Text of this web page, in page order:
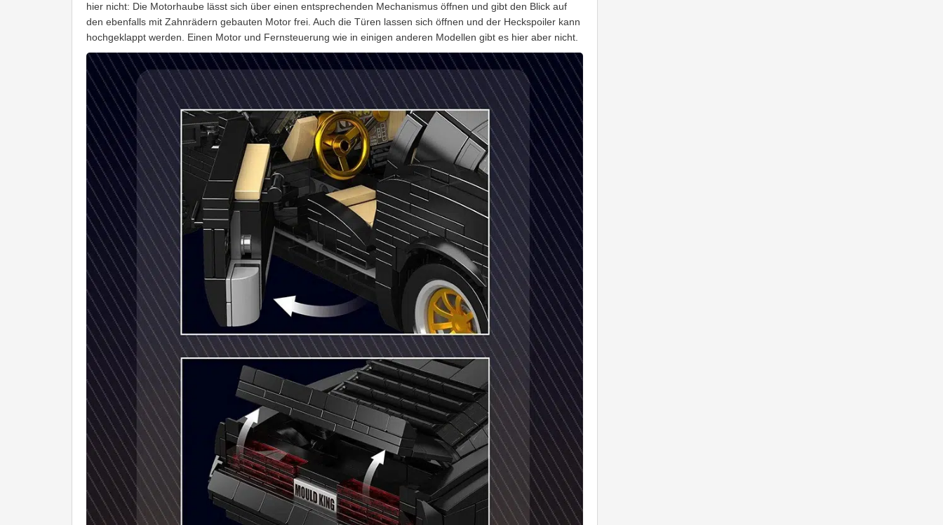
hier nicht: Die Motorhaube lässt sich über einen entsprechenden Mechanismus öffnen und gibt den Blick auf
den ebenfalls mit Zahnrädern gebauten Motor frei. Auch die Türen lassen sich öffnen und der Heckspoiler kann
hochgeklappt werden. Einen Motor und Fernsteuerung wie in einigen anderen Modellen gibt es hier aber nicht.